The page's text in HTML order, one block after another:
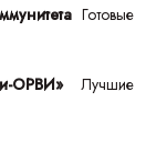
Готовые
ОРВИ»
Лучшие